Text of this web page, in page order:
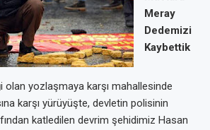
Meray
Dedemizi
Kaybettik
olan yozlaşmaya karşı mahallesinde
karşı yürüyüşte, devletin polisinin
katledilen devrim şehidimiz Hasan